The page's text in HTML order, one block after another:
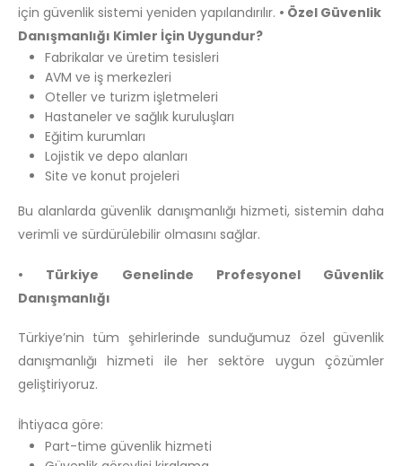
için güvenlik sistemi yeniden yapılandırılır. • Özel Güvenlik
Danışmanlığı Kimler İçin Uygundur?
Fabrikalar ve üretim tesisleri
AVM ve iş merkezleri
Oteller ve turizm işletmeleri
Hastaneler ve sağlık kuruluşları
Eğitim kurumları
Lojistik ve depo alanları
Site ve konut projeleri
Bu alanlarda güvenlik danışmanlığı hizmeti, sistemin daha
verimli ve sürdürülebilir olmasını sağlar.
• Türkiye Genelinde Profesyonel Güvenlik
Danışmanlığı
Türkiye’nin tüm şehirlerinde sunduğumuz özel güvenlik
danışmanlığı hizmeti ile her sektöre uygun çözümler
geliştiriyoruz.
İhtiyaca göre:
Part-time güvenlik hizmeti